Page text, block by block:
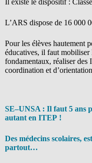
L’ARS dispose de 16 000
Pour les élèves hautement
éducatives, il faut mobiliser
fondamentaux, réaliser des
coordination et
SE–UNSA : Il faut 5 ans
autant en ITEP !
Des médecins scolaires,
partout…